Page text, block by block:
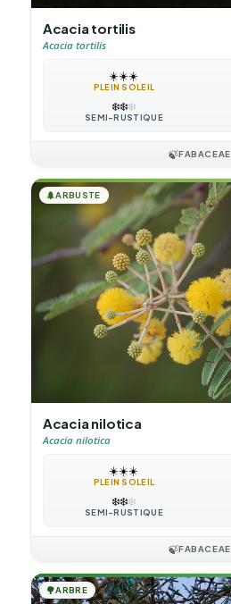
Acacia tortilis
Acacia tortilis
☀️☀️☀️
PLEIN SOLEIL
❄️❄️❄️
SEMI-RUSTIQUE
🍃FABACEAE
🌲ARBUSTE
Acacia nilotica
Acacia nilotica
☀️☀️☀️
PLEIN SOLEIL
❄️❄️❄️
SEMI-RUSTIQUE
🍃FABACEAE
🌳ARBRE